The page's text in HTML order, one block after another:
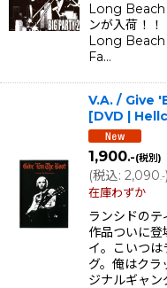
Long Beach
ンが入荷！
Long Beach
Fa…
V.A. / Give
[DVD |
1,900.-(税別)
(税込: 2,090.-)
在庫わずか
ランシドのテ
作品ついに
イ。こいつは
グ。俺はクラ
ジナルギャ